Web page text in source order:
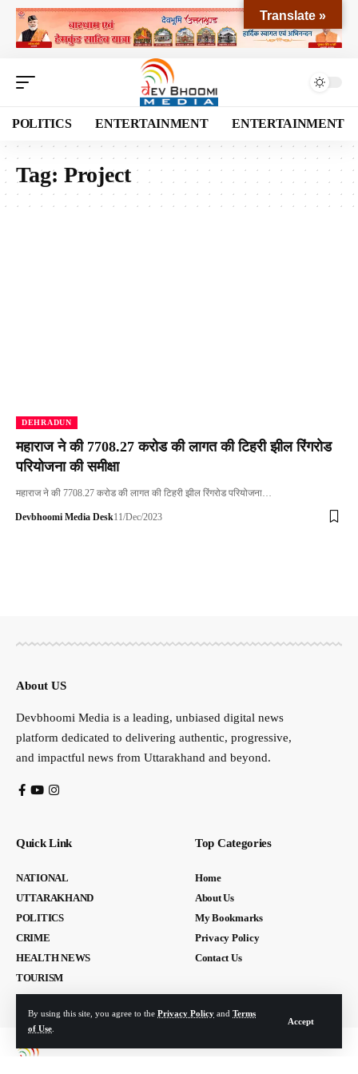
By using this site, you agree to the Privacy Policy and Terms
of Use
Accept
POLITICS ENTERTAINMENT ENTERTAINMENT
Tag: Project
DEHRADUN
महाराज ने की 7708.27 करोड की लागत की टिहरी झील रिंगरोड
परियोजना की समीक्षा
महाराज ने की 7708.27 करोड की लागत की टिहरी झील रिंगरोड परियोजना…
Devbhoomi Media Desk11/Dec/2023
About US
Devbhoomi Media is a leading, unbiased digital news
platform dedicated to delivering authentic, progressive,
and impactful news from Uttarakhand and beyond.
Quick Link
NATIONAL
UTTARAKHAND
POLITICS
CRIME
HEALTH NEWS
TOURISM
Top Categories
Home
About Us
My Bookmarks
Privacy Policy
Contact Us
Translate »